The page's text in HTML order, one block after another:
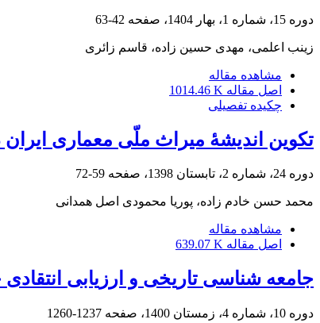
دوره 15، شماره 1، بهار 1404، صفحه 42-63
زینب اعلمی، مهدی حسین زاده، قاسم زائری
مشاهده مقاله
اصل مقاله 1014.46 K
چکیده تفصیلی
تکوین اندیشۀ میراث ملّی معماری
دوره 24، شماره 2، تابستان 1398، صفحه 59-72
محمد حسن خادم زاده، پوریا محمودی اصل همدانی
مشاهده مقاله
اصل مقاله 639.07 K
جامعه شناسی تاریخی و ارزیابی
دوره 10، شماره 4، زمستان 1400، صفحه 1237-1260